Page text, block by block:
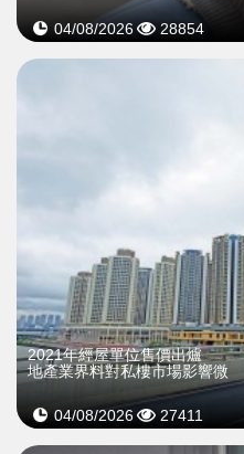
04/08/2026 28854
2021年經屋單位售價出爐
地產業界料對私樓市場影響微
04/08/2026 27411